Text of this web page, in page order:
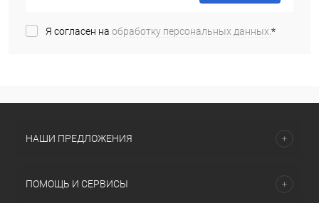
Я согласен на обработку персональных данных.*
НАШИ ПРЕДЛОЖЕНИЯ
ПОМОЩЬ И СЕРВИСЫ